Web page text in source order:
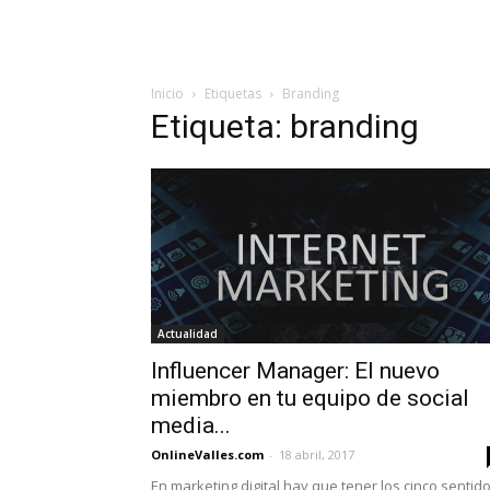
Inicio Etiquetas Branding
Etiqueta: branding
Actualidad
Influencer Manager: El nuevo
miembro en tu equipo de social
media...
OnlineValles.com - 18 abril, 2017
En marketing digital hay que tener los cinco